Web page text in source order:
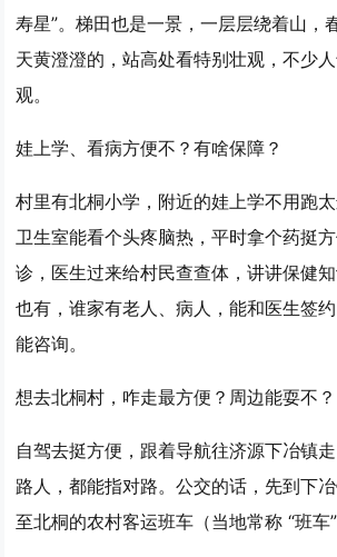
寿星”。梯田也是一景，一层层绕着山，
天黄澄澄的，站高处看特别壮观，不少
观。
娃上学、看病方便不？有啥保障？
村里有北桐小学，附近的娃上学不用跑
卫生室能看个头疼脑热，平时拿个药挺
诊，医生过来给村民查查体，讲讲保健
也有，谁家有老人、病人，能和医生签
能咨询。
想去北桐村，咋走最方便？周边能耍不？
自驾去挺方便，跟着导航往济源下冶镇
路人，都能指对路。公交的话，先到下
至北桐的农村客运班车（当地常称 “班车